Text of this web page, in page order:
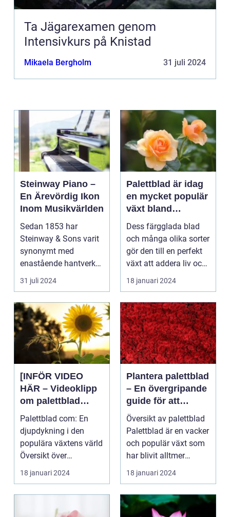
Ta Jägarexamen genom
Intensivkurs på Knistad
Mikaela Bergholm 31 juli 2024
Steinway Piano –
En Ärevördig Ikon
Inom Musikvärlden
Sedan 1853 har
Steinway & Sons varit
synonymt med
enastående hantverk
och oövertr&aum...
31 juli 2024
Palettblad är idag
en mycket populär
växt bland
trädgårdsentusiast
er och inom
inredning
Dess färgglada blad
och många olika sorter
gör den till en perfekt
växt att addera liv och
färg till...
18 januari 2024
[INFÖR VIDEO
HÄR – Videoklipp
om palettblad
com]
Palettblad com: En
djupdykning i den
populära växtens värld
Översikt över
palettblad com
Palettbl...
18 januari 2024
Plantera palettblad
– En övergripande
guide för att
lyckas med denna
populära växt
Översikt av palettblad
Palettblad är en vacker
och populär växt som
har blivit alltmer
populär blan...
18 januari 2024